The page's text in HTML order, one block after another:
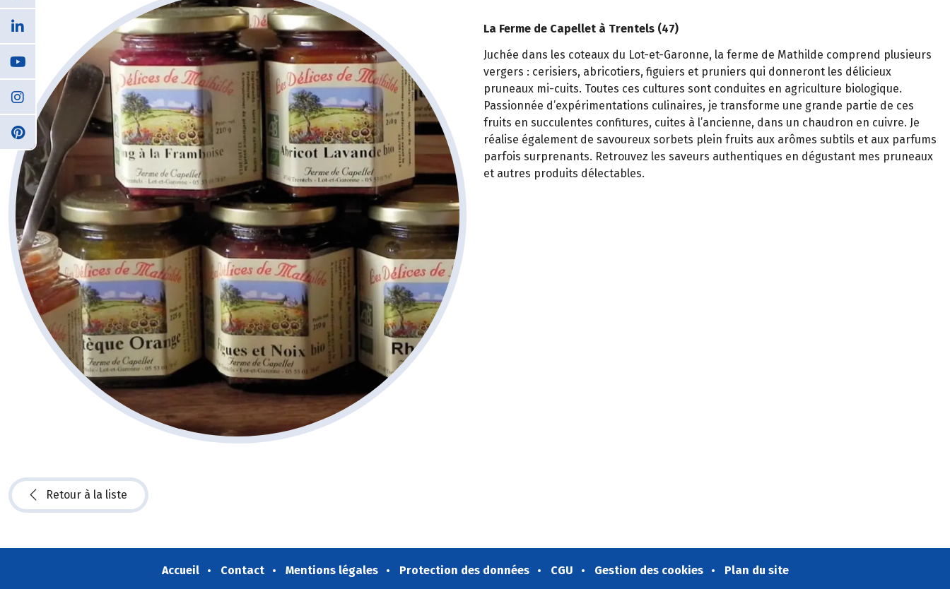
La Ferme de Capellet à Trentels (47)
Juchée dans les coteaux du Lot-et-Garonne, la ferme de Mathilde comprend plusieurs
vergers : cerisiers, abricotiers, figuiers et pruniers qui donneront les délicieux
pruneaux mi-cuits. Toutes ces cultures sont conduites en agriculture biologique.
Passionnée d’expérimentations culinaires, je transforme une grande partie de ces
fruits en succulentes confitures, cuites à l’ancienne, dans un chaudron en cuivre. Je
réalise également de savoureux sorbets plein fruits aux arômes subtils et aux parfums
parfois surprenants. Retrouvez les saveurs authentiques en dégustant mes pruneaux
et autres produits délectables.
Retour à la liste
Accueil Contact Mentions légales Protection des données CGU Gestion des cookies Plan du site